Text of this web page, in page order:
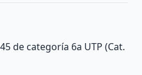
de categoría 6a UTP (Cat.